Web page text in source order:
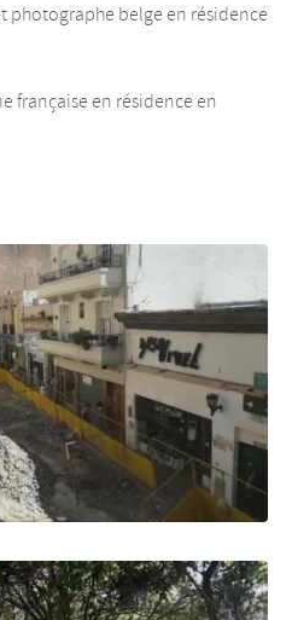
photographe belge en résidence
française en résidence en